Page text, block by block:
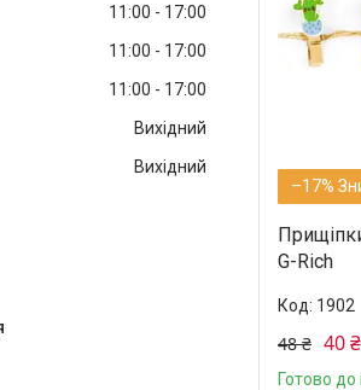
–17%
G-Rich
1902
48 ₴ 40 ₴
Готово до
11:00
17:00
11:00
17:00
11:00
17:00
Вихідний
Вихідний